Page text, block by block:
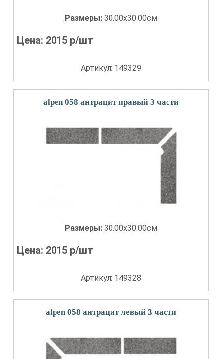
Размеры: 30.00x30.00см
Цена: 2015 р/шт
Артикул: 149329
alpen 058 антрацит правый 3 части
Размеры: 30.00x30.00см
Цена: 2015 р/шт
Артикул: 149328
alpen 058 антрацит левый 3 части